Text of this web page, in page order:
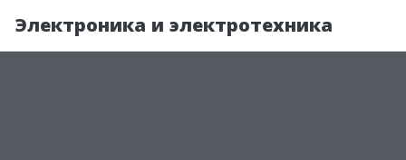
Электроника и электротехника